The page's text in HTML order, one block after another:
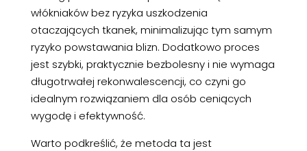
włókniaków bez ryzyka uszkodzenia
otaczających tkanek, minimalizując tym samym
ryzyko powstawania blizn. Dodatkowo proces
jest szybki, praktycznie bezbolesny i nie wymaga
długotrwałej rekonwalescencji, co czyni go
idealnym rozwiązaniem dla osób ceniących
wygodę i efektywność.
Warto podkreślić, że metoda ta jest